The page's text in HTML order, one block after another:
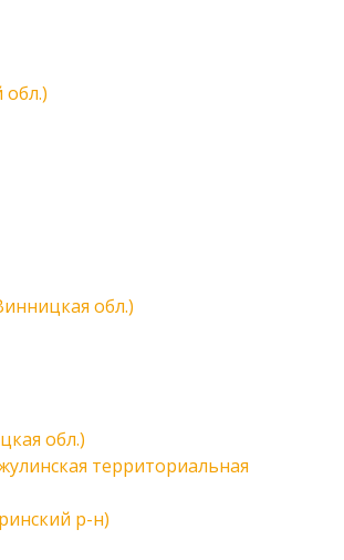
обл.)
обл.)
обл.)
территориальная
р-н)